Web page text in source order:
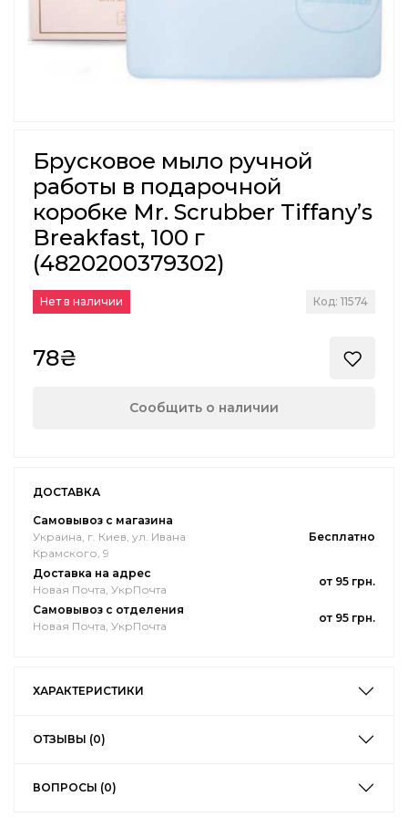
Брусковое мыло ручной
работы в подарочной
коробке Mr. Scrubber Tiffany’s
Breakfast, 100 г
(4820200379302)
Нет в наличии Код: 11574
78₴
Сообщить о наличии
ДОСТАВКА
Самовывоз с магазина
Украина, г. Киев, ул. Ивана
Крамского, 9
Бесплатно
Доставка на адрес
Новая Почта, УкрПочта
от 95 грн.
Самовывоз с отделения
Новая Почта, УкрПочта
от 95 грн.
ХАРАКТЕРИСТИКИ
ОТЗЫВЫ (0)
ВОПРОСЫ (0)